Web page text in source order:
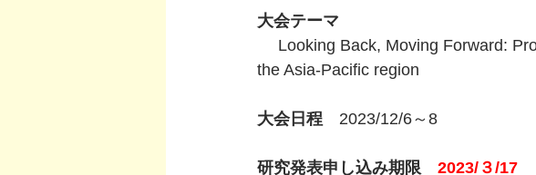
大会テーマ
Looking Back, Moving Forward:
the Asia-Pacific region
大会日程 2023/12/6～8
研究発表申し込み期限 2023/３/17